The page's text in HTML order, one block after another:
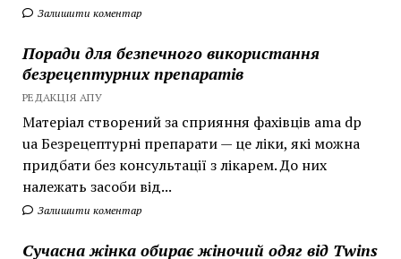
Залишити коментар
Поради для безпечного використання
безрецептурних препаратів
РЕДАКЦІЯ АПУ
Матеріал створений за сприяння фахівців ama dp
ua Безрецептурні препарати — це ліки, які можна
придбати без консультації з лікарем. До них
належать засоби від...
Залишити коментар
Сучасна жінка обирає жіночий одяг від Twins